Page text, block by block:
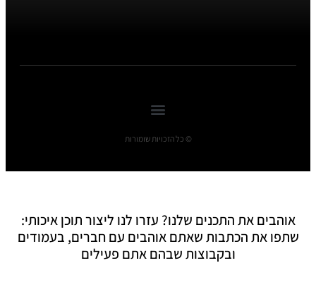
© כל הזכויות שומורות
אוהבים את התכנים שלנו? עזרו לנו ליצור תוכן איכותי:
שתפו את הכתבות שאתם אוהבים עם חברים, בעמודים
ובקבוצות שבהם אתם פעילים